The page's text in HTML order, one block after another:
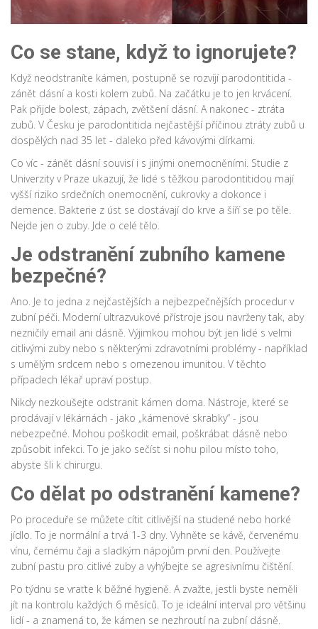
Co se stane, když to ignorujete?
Když neodstraníte kámen, postupně se rozvíjí parodontitida -
zánět dásní a kosti kolem zubů. Na začátku je to jen krvácení.
Pak přijde bolest, zápach, zvětšení dásní. A nakonec - ztráta
zubů. V Česku je parodontitida nejčastější příčinou ztráty zubů u
dospělých nad 35 let - daleko před kávovými dírkami.
Co víc - zánět dásní souvisí i s jinými onemocněními. Studie z
Univerzity v Praze ukazují, že lidé s těžkou parodontitidou mají
vyšší riziko srdečních onemocnění, cukrovky a dokonce i
demence. Bakterie z úst se dostávají do krve a šíří se po těle.
Nejde jen o zuby. Jde o celé tělo.
Je odstranění zubního kamene
bezpečné?
Ano. Je to jedna z nejčastějších a nejbezpečnějších procedur v
zubní péči. Moderní ultrazvukové přístroje jsou navrženy tak, aby
nezničily email ani dásně. Výjimkou mohou být jen lidé s velmi
citlivými zuby nebo s některými zdravotními problémy - například
s umělým srdcem nebo s omezenou imunitou. V těchto
případech lékař upraví postup.
Nikdy nezkoušejte odstranit kámen doma. Nástroje, které se
prodávají v lékárnách - jako „kámenové skrabky“ - jsou
nebezpečné. Mohou poškodit email, poškrábat dásně nebo
způsobit infekci. To je jako sečíst si nohu pilou místo toho,
abyste šli k chirurgu.
Co dělat po odstranění kamene?
Po proceduře se můžete cítit citlivější na studené nebo horké
jídlo. To je normální a trvá 1-3 dny. Vyhněte se kávě, červenému
vínu, černému čaji a sladkým nápojům první den. Používejte
zubní pastu pro citlivé zuby a vyhýbejte se agresivnímu čištění.
Po týdnu se vraťte k běžné hygieně. A zvažte, jestli byste neměli
jít na kontrolu každých 6 měsíců. To je ideální interval pro většinu
lidí - a znamená to, že kámen se nezhroutí na zubní dásně.